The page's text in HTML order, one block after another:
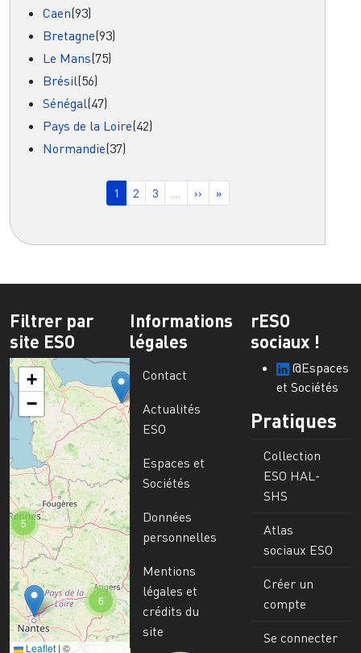
Caen(93)
Bretagne(93)
Le Mans(75)
Brésil(56)
Sénégal(47)
Pays de la Loire(42)
Normandie(37)
Page courante
1 Page
2 Page
3 Page suivante
›› Dernière page
»
Filtrer par
site ESO
6
5
+
−
Leaflet | ©
Informations
légales
Contact
Actualités
ESO
Espaces et
Sociétés
Données
personnelles
Mentions
légales et
crédits du
site
rESO
sociaux !
@Espaces
et Sociétés
Pratiques
Collection
ESO HAL-
SHS
Atlas
sociaux ESO
Créer un
compte
Se connecter